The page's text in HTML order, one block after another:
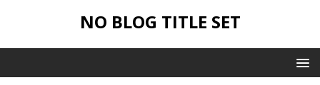
NO BLOG TITLE SET